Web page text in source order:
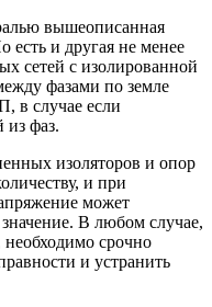
вышеописанная
и другая не менее
сетей с изолированной
фазами по земле
в случае если
из фаз.
изоляторов и опор
и при
может
В любом случае,
срочно
и устранить